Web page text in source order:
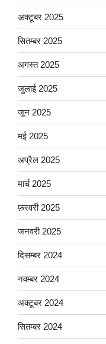
अक्टूबर 2025
सितम्बर 2025
अगस्त 2025
जुलाई 2025
जून 2025
मई 2025
अप्रैल 2025
मार्च 2025
फ़रवरी 2025
जनवरी 2025
दिसम्बर 2024
नवम्बर 2024
अक्टूबर 2024
सितम्बर 2024